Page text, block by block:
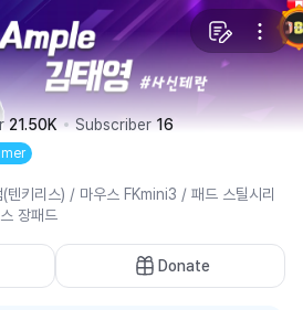
21.50K Subscriber 16
텐키리스) / 마우스 FKmini3 / 패드 스틸시리
장패드
Donate